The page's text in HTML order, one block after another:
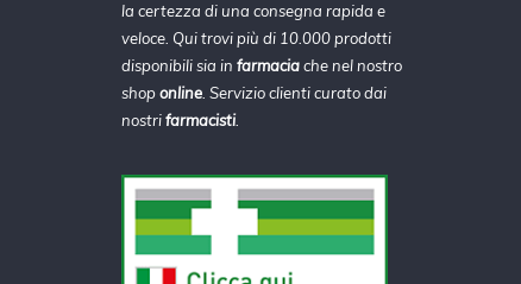
la certezza di una consegna rapida e
veloce. Qui trovi più di 10.000 prodotti
disponibili sia in farmaciache nel nostro
shoponline. Servizio clienti curato dai
nostrifarmacisti.